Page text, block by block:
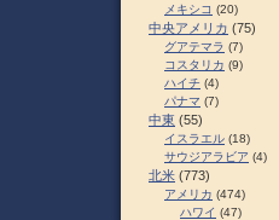
メキシコ (20)
中央アメリカ (75)
グアテマラ (7)
コスタリカ (9)
ハイチ (4)
パナマ (7)
中東 (55)
イスラエル (18)
サウジアラビア (4)
北米 (773)
アメリカ (474)
ハワイ (47)